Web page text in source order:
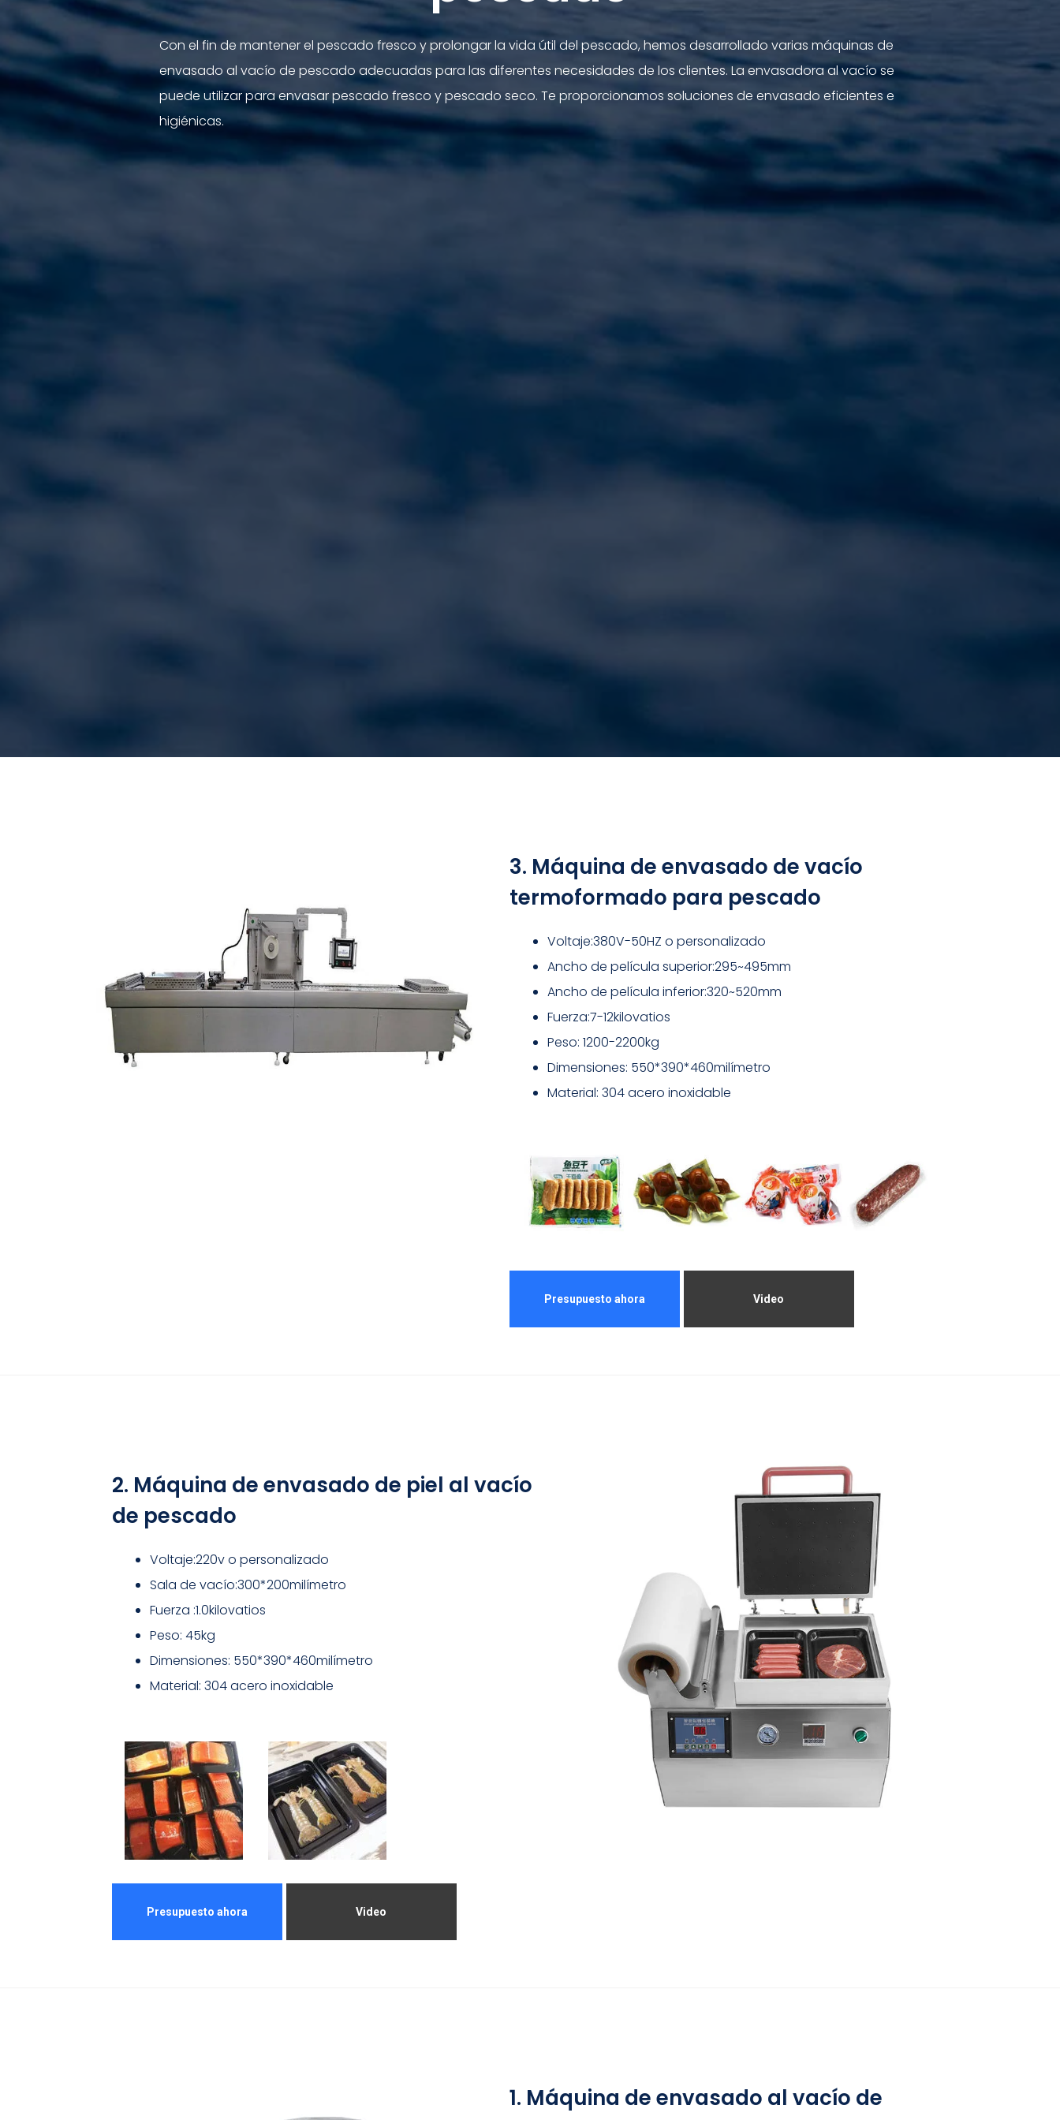
Con el fin de mantener el pescado fresco y prolongar la vida útil del pescado, hemos desarrollado varias máquinas de
envasado al vacío de pescado adecuadas para las diferentes necesidades de los clientes. La envasadora al vacío se
puede utilizar para envasar pescado fresco y pescado seco. Te proporcionamos soluciones de envasado eficientes e
higiénicas.
3. Máquina de envasado de vacío
termoformado para pescado
Voltaje:380V-50HZ o personalizado
Ancho de película superior:295~495mm
Ancho de película inferior:320~520mm
Fuerza:7-12kilovatios
Peso: 1200-2200kg
Dimensiones: 550*390*460milímetro
Material: 304 acero inoxidable
Presupuesto ahora Video
2. Máquina de envasado de piel al vacío
de pescado
Voltaje:220v o personalizado
Sala de vacío:300*200milímetro
Fuerza :1.0kilovatios
Peso: 45kg
Dimensiones: 550*390*460milímetro
Material: 304 acero inoxidable
Presupuesto ahora Video
1. Máquina de envasado al vacío de